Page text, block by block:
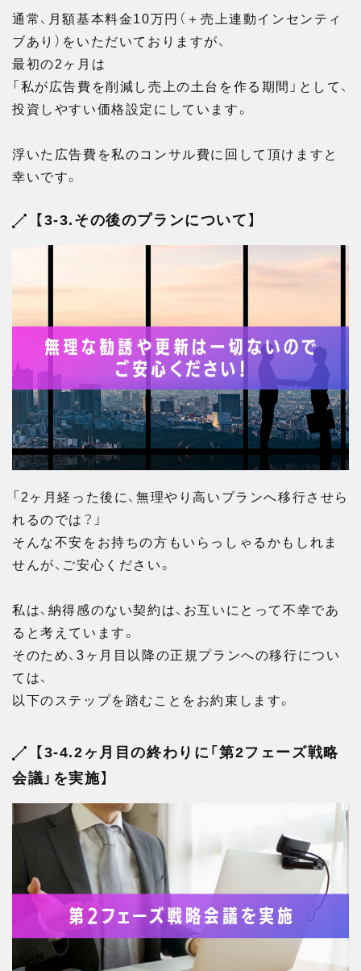
通常、月額基本料金10万円（＋売上連動インセンティ
ブあり）をいただいておりますが、
最初の2ヶ月は
「私が広告費を削減し売上の土台を作る期間」として、
投資しやすい価格設定にしています。
浮いた広告費を私のコンサル費に回して頂けますと
幸いです。
【3-3.その後のプランについて】
「2ヶ月経った後に、無理やり高いプランへ移行させら
れるのでは？」
そんな不安をお持ちの方もいらっしゃるかもしれま
せんが、ご安心ください。
私は、納得感のない契約は、お互いにとって不幸であ
ると考えています。
そのため、3ヶ月目以降の正規プランへの移行につい
ては、
以下のステップを踏むことをお約束します。
【3-4.2ヶ月目の終わりに「第2フェーズ戦略
会議」を実施】